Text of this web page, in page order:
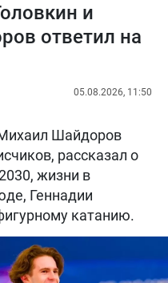
и
ответил на
05.08.2026, 11:50
Шайдоров
рассказал о
жизни в
Геннадии
катанию.